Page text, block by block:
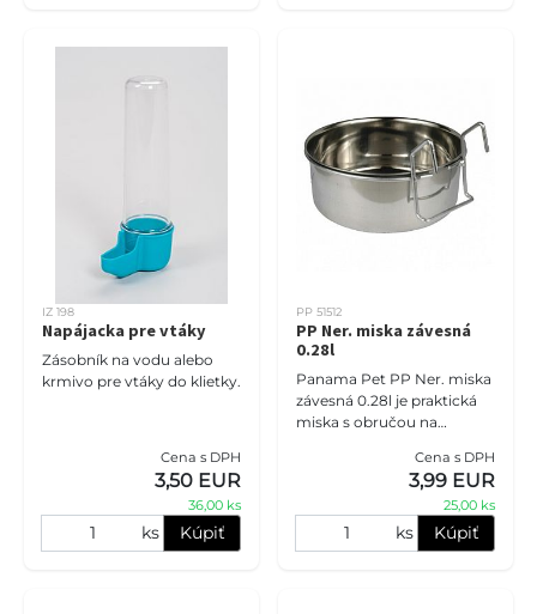
IZ 198
Napájacka pre vtáky
Zásobník na vodu alebo
krmivo pre vtáky do klietky.
Cena s DPH
3,50 EUR
36,00 ks
ks Kúpiť
PP 51512
PP Ner. miska závesná
0.28l
Panama Pet PP Ner. miska
závesná 0.28l je praktická
miska s obručou na
vašich hlodavcov. Je
vyrobená z odolného
Cena s DPH
3,99 EUR
25,00 ks
ks Kúpiť